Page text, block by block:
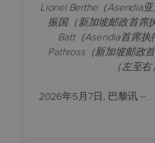
Lionel Berthe（Asendia
振国（新加坡邮政首席
Batt（Asendia首席执
Pathross（新加坡邮政
（左至右
2026年5月7日, 巴黎讯–…